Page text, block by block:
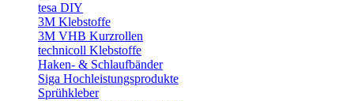
tesa DIY
3M Klebstoffe
3M VHB Kurzrollen
technicoll Klebstoffe
Haken- & Schlaufbänder
Siga Hochleistungsprodukte
Sprühkleber